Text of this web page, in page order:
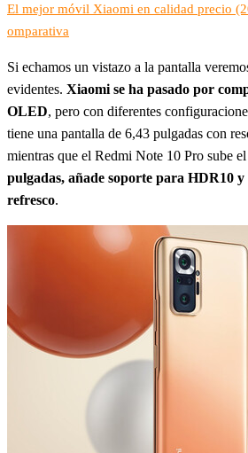
El mejor móvil Xiaomi en calidad precio
omparativa
Si echamos un vistazo a la pantalla
evidentes. Xiaomi se ha pasado por
OLED, pero con diferentes
tiene una pantalla de 6,43 pulgadas con
mientras que el Redmi Note 10 Pro sube
pulgadas, añade soporte para HDR10 y
refresco.